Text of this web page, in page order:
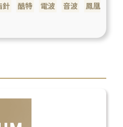
針 酷特 電波 音波
鳳凰